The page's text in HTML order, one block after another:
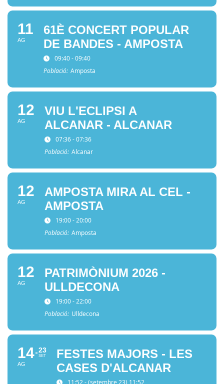
11
AG
61È CONCERT POPULAR
DE BANDES - AMPOSTA
09:40 - 09:40
Població: Amposta
12
AG
VIU L'ECLIPSI A
ALCANAR - ALCANAR
07:36 - 07:36
Població: Alcanar
12
AG
AMPOSTA MIRA AL CEL -
AMPOSTA
19:00 - 20:00
Població: Amposta
12
AG
PATRIMÒNIUM 2026 -
ULLDECONA
19:00 - 22:00
Població: Ulldecona
14
AG
23
SET
FESTES MAJORS - LES
CASES D'ALCANAR
11:52 - (setembre 23) 11:52